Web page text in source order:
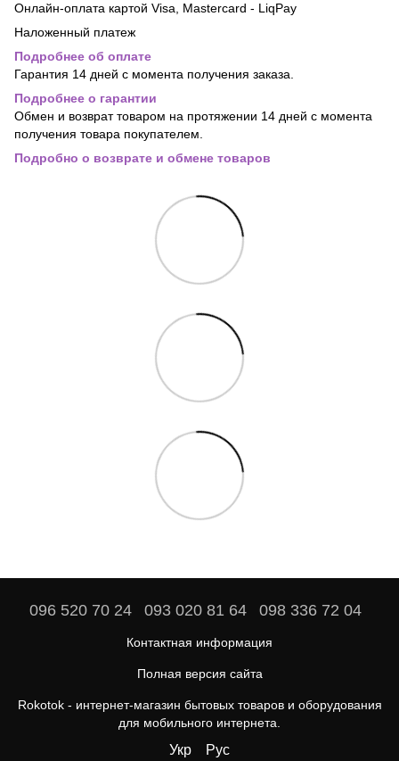
Онлайн-оплата картой Visa, Mastercard - LiqPay
Наложенный платеж
Подробнее об оплате
Гарантия 14 дней с момента получения заказа.
Подробнее о гарантии
Обмен и возврат товаром на протяжении 14 дней с момента
получения товара покупателем.
Подробно о возврате и обмене товаров
096 520 70 24 093 020 81 64 098 336 72 04
Контактная информация
Полная версия сайта
Rokotok - интернет-магазин бытовых товаров и оборудования
для мобильного интернета.
Укр Рус